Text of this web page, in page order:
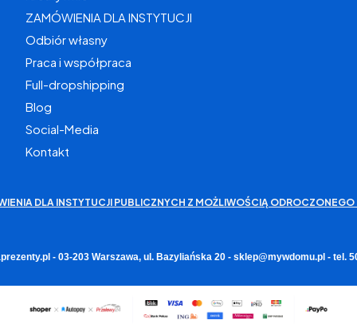
ZAMÓWIENIA DLA INSTYTUCJI
Odbiór własny
Praca i współpraca
Full-dropshipping
Blog
Social-Media
Kontakt
DLA INSTYTUCJI PUBLICZNYCH Z MOŻLIWOŚCIĄ ODROCZONEGO
- 03-203 Warszawa, ul. Bazyliańska 20 - sklep@mywdomu.pl - tel.